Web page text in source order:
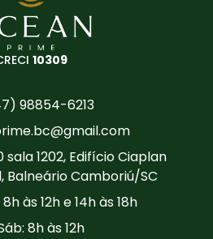
10309
98854-6213
sala 1202, Edifício Ciaplan
Balneário Camboriú/SC
às 12h e 14h às 18h
8h às 12h